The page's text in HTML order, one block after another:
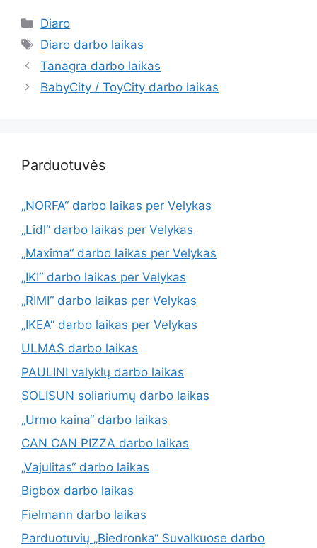
Diaro
Diaro darbo laikas
Tanagra darbo laikas
BabyCity / ToyCity darbo laikas
Parduotuvės
„NORFA“ darbo laikas per Velykas
„Lidl“ darbo laikas per Velykas
„Maxima“ darbo laikas per Velykas
„IKI“ darbo laikas per Velykas
„RIMI“ darbo laikas per Velykas
„IKEA“ darbo laikas per Velykas
ULMAS darbo laikas
PAULINI valyklų darbo laikas
SOLISUN soliariumų darbo laikas
„Urmo kaina“ darbo laikas
CAN CAN PIZZA darbo laikas
„Vajulitas“ darbo laikas
Bigbox darbo laikas
Fielmann darbo laikas
Parduotuvių „Biedronka“ Suvalkuose darbo